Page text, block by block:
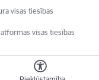
visas tiesības
visas tiesības